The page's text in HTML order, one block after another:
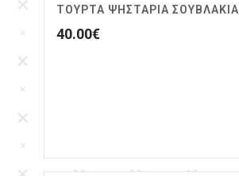
ΤΟΥΡΤΑ ΨΗΣΤΑΡΙΆ ΣΟΥΒΛΆΚΙΑ
40.00€